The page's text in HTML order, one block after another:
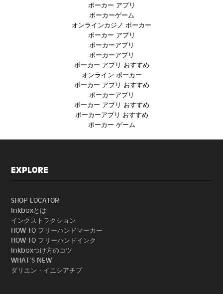
ポーカー アプリ
ポーカーゲーム
オンラインカジノ ポーカー
ポーカー アプリ
ポーカーアプリ
ポーカーアプリ
ポーカー アプリ おすすめ
オンライン ポーカー
ポーカー アプリ おすすめ
ポーカーアプリ
ポーカー アプリ おすすめ
ポーカーアプリ おすすめ
ポーカー ゲーム
EXPLORE
SHOP LOCATOR
Inkboxとは
インクストラクション
HOW TO フリーハンドマーカー
HOW TO フリーハンドインク
Inkboxつけ方のコツ
WHAT'S NEW
ダリエン・イニシアチブ